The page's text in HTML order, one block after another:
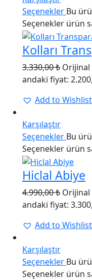
Seçenekler Bu
Seçenekler ürün
Kolları
3.330,00₺ Orijinal
andaki fiyat:
Add to Wishlist
Karşılaştır
Seçenekler Bu
Seçenekler ürün
Hiclal Abiye
4.990,00₺ Orijinal
andaki fiyat:
Add to Wishlist
Karşılaştır
Seçenekler Bu
Seçenekler ürün